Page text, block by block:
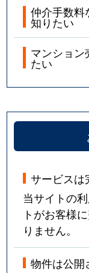
仲介手数料
知りたい
マンション
たい
サービスは
当サイトの
トがお客様
りません。
物件は公開